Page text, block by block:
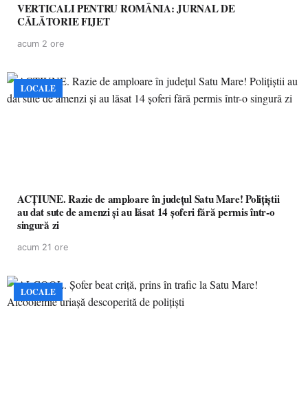
VERTICALI PENTRU ROMÂNIA: JURNAL DE
CĂLĂTORIE FIJET
acum 2 ore
LOCALE
ACȚIUNE. Razie de amploare în județul Satu Mare! Polițiștii
au dat sute de amenzi și au lăsat 14 șoferi fără permis într-o
singură zi
acum 21 ore
LOCALE